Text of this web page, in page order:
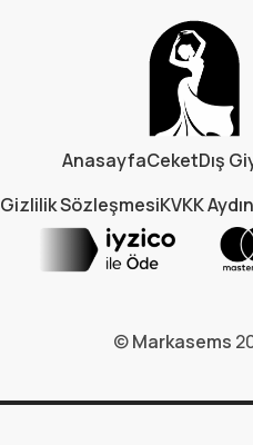
AnasayfaCeketDış
Gizlilik SözleşmesiKVKK
©Markasems